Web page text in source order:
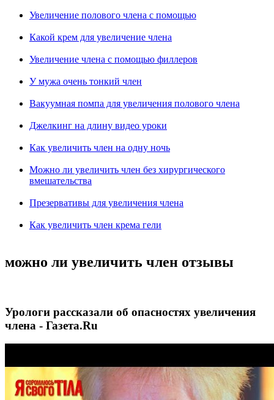
Увеличение полового члена с помощью
Какой крем для увеличение члена
Увеличение члена с помощью филлеров
У мужа очень тонкий член
Вакуумная помпа для увеличения полового члена
Джелкинг на длину видео уроки
Как увеличить член на одну ночь
Можно ли увеличить член без хирургического
вмешательства
Презервативы для увеличения члена
Как увеличить член крема гели
можно ли увеличить член отзывы
Урологи рассказали об опасностях увеличения
члена - Газета.Ru